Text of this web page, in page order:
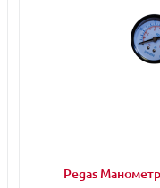
Pegas